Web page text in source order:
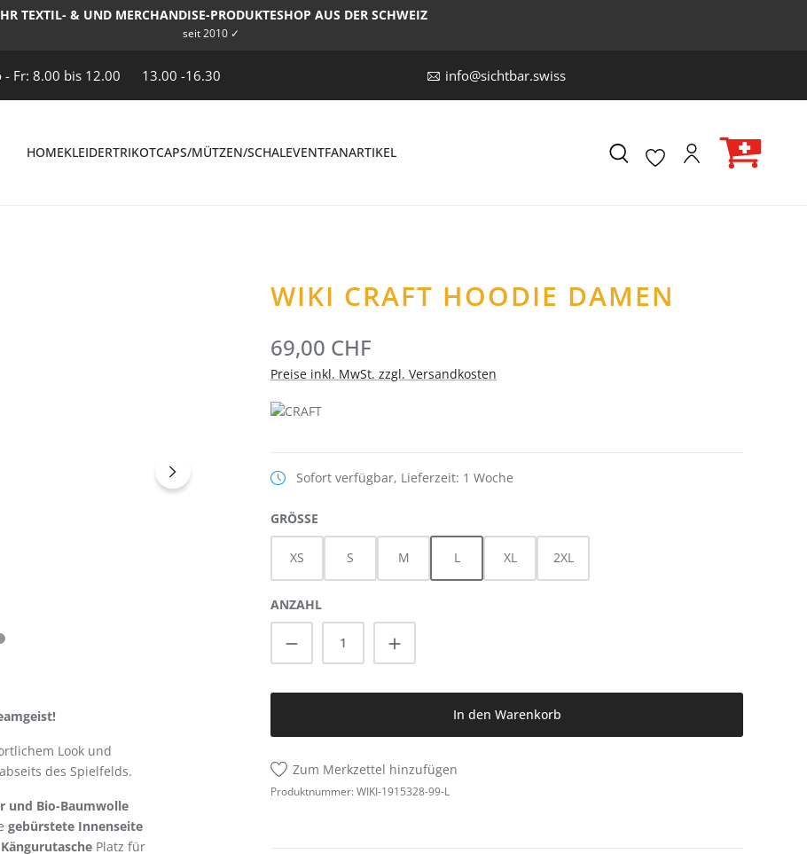
TEXTIL- & UND MERCHANDISE-PRODUKTESHOP AUS DER SCHWEIZ
seit 2010 ✓
- Fr: 8.00 bis 12.00 13.00 -16.30 info@sichtbar.swiss
HOMEKLEIDERTRIKOTCAPS/MÜTZEN/SCHALEVENTFANARTIKEL
Look und
des Spielfelds.
und Bio-Baumwolle
gebürstete Innenseite
Platz für
WIKI CRAFT HOODIE DAMEN
69,00 CHF
Preise inkl. MwSt. zzgl. Versandkosten
Sofort verfügbar, Lieferzeit: 1 Woche
GRÖSSE
XS S M L XL 2XL
ANZAHL
Produkt Anzahl: Gib den gewünschten Wert ein
In den Warenkorb
Zum Merkzettel hinzufügen
Produktnummer: WIKI-1915328-99-L